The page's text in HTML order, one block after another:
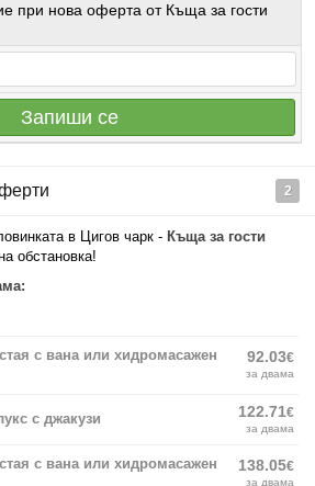
при нова оферта от Къща за гости
Запиши се
2
в Цигов чарк - Къща за гости
обстановка!
с вана или хидромасажен
92.03€
за двама
с джакузи 122.71€
за двама
с вана или хидромасажен
138.05€
за двама